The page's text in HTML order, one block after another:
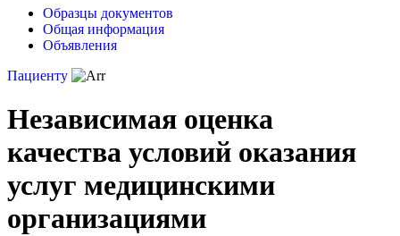
Образцы документов
Общая информация
Объявления
Пациенту
Независимая оценка
качества условий оказания
услуг медицинскими
организациями